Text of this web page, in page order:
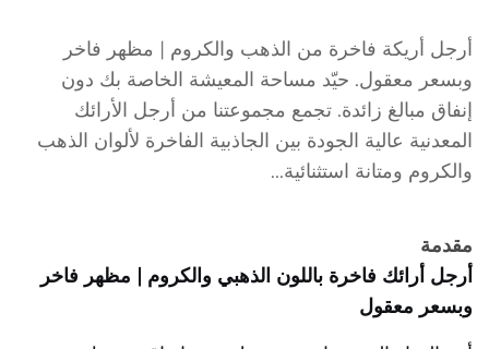
أرجل أريكة فاخرة من الذهب والكروم | مظهر فاخر
وبسعر معقول. حيّد مساحة المعيشة الخاصة بك دون
إنفاق مبالغ زائدة. تجمع مجموعتنا من أرجل الأرائك
المعدنية عالية الجودة بين الجاذبية الفاخرة لألوان الذهب
والكروم ومتانة استثنائية...
مقدمة
أرجل أرائك فاخرة باللون الذهبي والكروم | مظهر فاخر
وبسعر معقول